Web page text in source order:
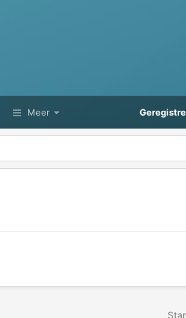
Meer